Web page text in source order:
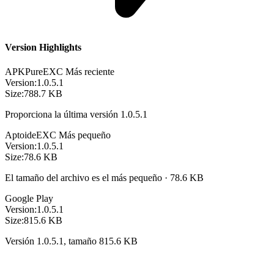
Version Highlights
APKPureEXC Más reciente
Version:1.0.5.1
Size:788.7 KB
Proporciona la última versión 1.0.5.1
AptoideEXC Más pequeño
Version:1.0.5.1
Size:78.6 KB
El tamaño del archivo es el más pequeño · 78.6 KB
Google Play
Version:1.0.5.1
Size:815.6 KB
Versión 1.0.5.1, tamaño 815.6 KB